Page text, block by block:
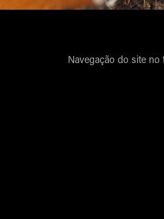
Navegação do site no